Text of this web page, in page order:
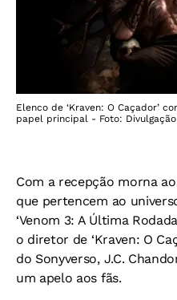
Elenco de ‘Kraven: O Caçador’
papel principal - Foto: Divulgação
Com a recepção morna
que pertencem ao
‘Venom 3: A Última
o diretor de ‘Kraven: O
do Sonyverso, J.C.
um apelo aos fãs.